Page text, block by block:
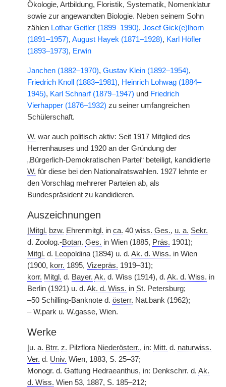
Ökologie, Artbildung, Floristik, Systematik, Nomenklatur
sowie zur angewandten Biologie. Neben seinem Sohn
zählen Lothar Geitler (1899–1990), Josef Gick(e)lhorn
(1891–1957), August Hayek (1871–1928), Karl Höfler
(1893–1973), Erwin
Janchen (1882–1970), Gustav Klein (1892–1954),
Friedrich Knoll (1883–1981), Heinrich Lohwag (1884–
1945), Karl Schnarf (1879–1947) und Friedrich
Vierhapper (1876–1932) zu seiner umfangreichen
Schülerschaft.
W. war auch politisch aktiv: Seit 1917 Mitglied des
Herrenhauses und 1920 an der Gründung der
„Bürgerlich-Demokratischen Partei“ beteiligt, kandidierte
W. für diese bei den Nationalratswahlen. 1927 lehnte er
den Vorschlag mehrerer Parteien ab, als
Bundespräsident zu kandidieren.
Auszeichnungen
Mitgl. bzw. Ehrenmitgl. in ca. 40 wiss. Ges., u. a. Sekr.
d. Zoolog.-Botan. Ges. in Wien (1885, Präs. 1901);
Mitgl. d. Leopoldina (1894) u. d. Ak. d. Wiss. in Wien
(1900, korr. 1895, Vizepräs. 1919–31);
korr. Mitgl. d. Bayer. Ak. d. Wiss (1914), d. Ak. d. Wiss. in
Berlin (1921) u. d. Ak. d. Wiss. in St. Petersburg;
–50 Schilling-Banknote d. österr. Nat.bank (1962);
– W.park u. W.gasse, Wien.
Werke
u. a. Btrr. z. Pilzflora Niederösterr., in: Mitt. d. naturwiss.
Ver. d. Univ. Wien, 1883, S. 25–37;
Monogr. d. Gattung Hedraeanthus, in: Denkschrr. d. Ak.
d. Wiss. Wien 53, 1887, S. 185–212;